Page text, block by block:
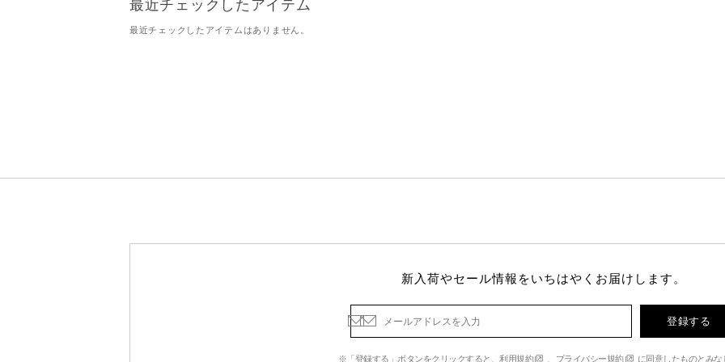
最近チェックしたアイテム
最近チェックしたアイテムはありません。
新入荷やセール情報をいちはやくお届けします。
登録する
※「登録する」ボタンをクリックすると、利用規約 プライバシー規約 に同意したものとみな